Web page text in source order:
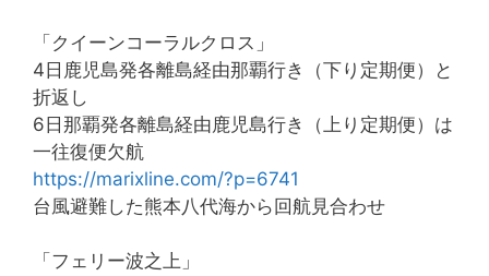
「クイーンコーラルクロス」
4日鹿児島発各離島経由那覇行き（下り定期便）と
折返し
6日那覇発各離島経由鹿児島行き（上り定期便）は
一往復便欠航
https://marixline.com/?p=6741
台風避難した熊本八代海から回航見合わせ
「フェリー波之上」